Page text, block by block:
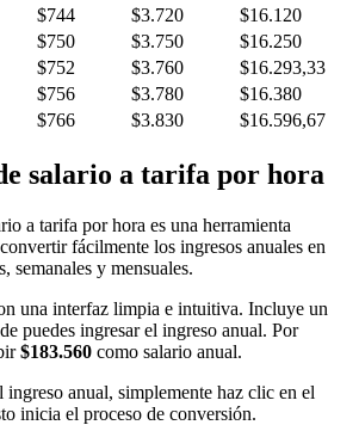
$744 $3.720
$16.120
$750 $3.750
$16.250
$752 $3.760
$16.293,33
$756 $3.780
$16.380
$766 $3.830 $16.596,67
salario a tarifa por hora
a tarifa por hora es una herramienta
fácilmente los ingresos anuales en
semanales y mensuales.
una interfaz limpia e intuitiva. Incluye un
puedes ingresar el ingreso anual. Por
$183.560 como salario anual.
ingreso anual, simplemente haz clic en el
inicia el proceso de conversión.